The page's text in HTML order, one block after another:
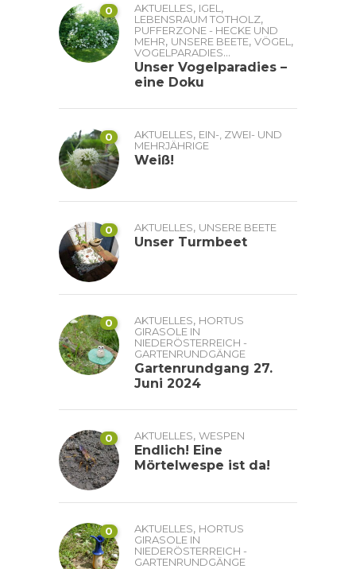
0 AKTUELLES, IGEL ,
LEBENSRAUM TOTHOLZ,
PUFFERZONE - HECKE UND
MEHR, UNSERE BEETE, VÖGEL ,
VOGELPARADIES...
Unser Vogelparadies –
eine Doku
0 AKTUELLES, EIN-, ZWEI- UND
MEHRJÄHRIGE
Weiß!
0 AKTUELLES, UNSERE BEETE
Unser Turmbeet
0 AKTUELLES, HORTUS
GIRASOLE IN
NIEDERÖSTERREICH -
GARTENRUNDGÄNGE
Gartenrundgang 27.
Juni 2024
0 AKTUELLES, WESPEN
Endlich! Eine
Mörtelwespe ist da!
0 AKTUELLES, HORTUS
GIRASOLE IN
NIEDERÖSTERREICH -
GARTENRUNDGÄNGE